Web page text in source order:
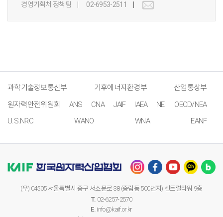
경영기획처 정책팀 02-6953-2511
과학기술정보통신부 기후에너지환경부
산업통상부
원자력안전위원회
ANS CNA JAIF IAEA NEI
OECD/NEA
U.S.NRC
WANO WNA EANF
(우) 04505 서울특별시 중구 서소문로 38 (중림동 500번지) 센트럴타워 9층
T. 02-6257-2570
E. info@kaif.or.kr